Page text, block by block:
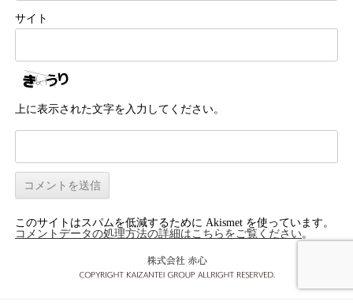
サイト
上に表示された文字を入力してください。
このサイトはスパムを低減するために Akismet を使っています。
コメントデータの処理方法の詳細はこちらをご覧ください。